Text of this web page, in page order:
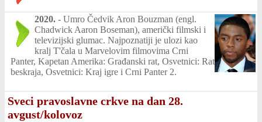
2020. - Umro Čedvik Aron Bouzman (engl.
Chadwick Aaron Boseman), američki filmski i
televizijski glumac. Najpoznatiji je ulozi kao
kralj T'čala u Marvelovim filmovima Crni
Panter, Kapetan Amerika: Građanski rat, Osvetnici: Rat
beskraja, Osvetnici: Kraj igre i Crni Panter 2.
Sveci pravoslavne crkve na dan 28.
avgust/kolovoz